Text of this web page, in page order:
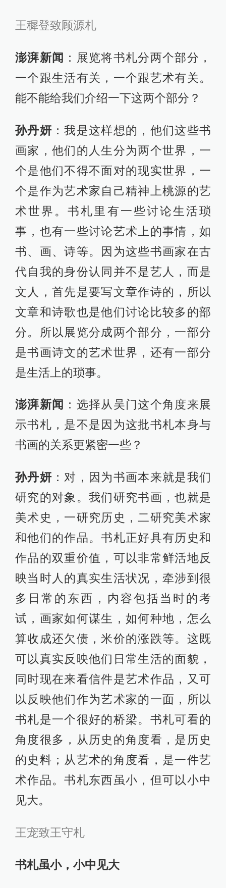
王穉登致顾源札
澎湃新闻 ：展览将书札分两个部分，
一个跟生活有关，一个跟艺术有关。
能不能给我们介绍一下这两个部分？
孙丹妍：我是这样想的，他们这些书
画家，他们的人生分为两个世界，一
个是他们不得不面对的现实世界，一
个是作为艺术家自己精神上桃源的艺
术世界。书札里有一些讨论生活琐
事，也有一些讨论艺术上的事情，如
书、画、诗等。因为这些书画家在古
代自我的身份认同并不是艺人，而是
文人，首先是要写文章作诗的，所以
文章和诗歌也是他们讨论比较多的部
分。所以展览分成两个部分，一部分
是书画诗文的艺术世界，还有一部分
是生活上的琐事。
澎湃新闻 ：选择从吴门这个角度来展
示书札，是不是因为这批书札本身与
书画的关系更紧密一些？
孙丹妍：对，因为书画本来就是我们
研究的对象。我们研究书画，也就是
美术史，一研究历史，二研究美术家
和他们的作品。书札正好具有历史和
作品的双重价值，可以非常鲜活地反
映当时人的真实生活状况，牵涉到很
多日常的东西，内容包括当时的考
试，画家如何谋生，如何种地，怎么
算收成还欠债，米价的涨跌等。这既
可以真实反映他们日常生活的面貌，
同时现在来看信件是艺术作品，又可
以反映他们作为艺术家的一面，所以
书札是一个很好的桥梁。书札可看的
角度很多，从历史的角度看，是历史
的史料；从艺术的角度看，是一件艺
术作品。书札东西虽小，但可以小中
见大。
王宠致王守札
书札虽小，小中见大